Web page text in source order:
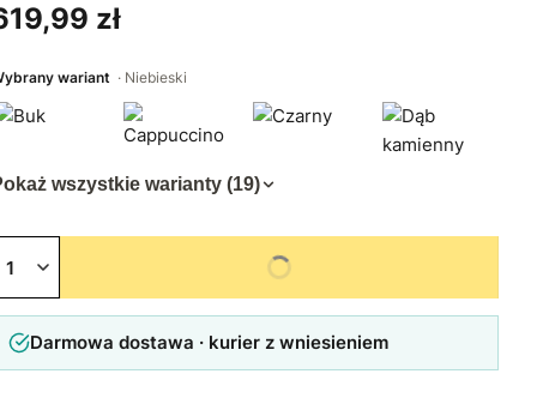
zł
wariant Niebieski
wszystkie warianty (19)
Niedostępny
Darmowa dostawa · kurier z wniesieniem